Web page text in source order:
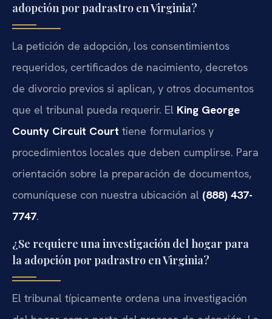
adopción por padrastro en Virginia?
La petición de adopción, los consentimientos
requeridos, certificados de nacimiento, decretos
de divorcio previos si aplican, y otros documentos
que el tribunal pueda requerir. El King George
County Circuit Court tiene formularios y
procedimientos locales que deben cumplirse. Para
orientación sobre la preparación de documentos,
comuníquese con nuestra ubicación al (888) 437-
7747.
¿Se requiere una investigación del hogar para
la adopción por padrastro en Virginia?
El tribunal típicamente ordena una investigación